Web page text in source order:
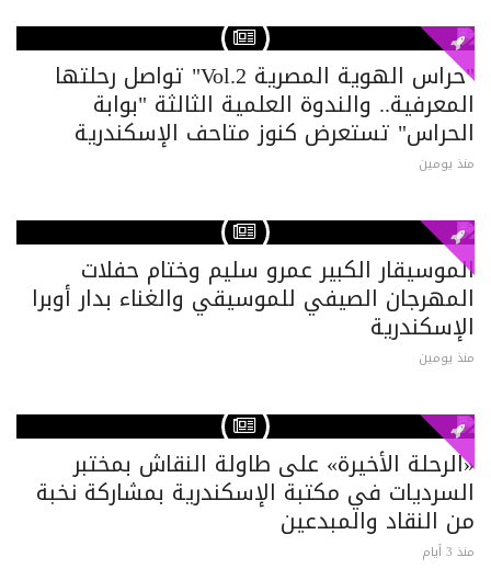
"حراس الهوية المصرية Vol.2" تواصل رحلتها
المعرفية.. والندوة العلمية الثالثة "بوابة
الحراس" تستعرض كنوز متاحف الإسكندرية
منذ يومين
الموسيقار الكبير عمرو سليم وختام حفلات
المهرجان الصيفي للموسيقي والغناء بدار أوبرا
الإسكندرية
منذ يومين
«الرحلة الأخيرة» على طاولة النقاش بمختبر
السرديات في مكتبة الإسكندرية بمشاركة نخبة
من النقاد والمبدعين
منذ 3 أيام